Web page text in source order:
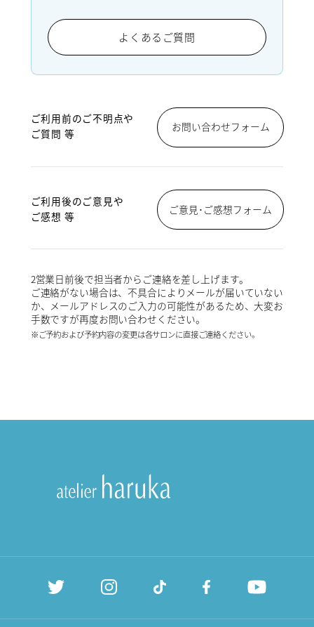
よくあるご質問
ご利用前のご不明点や
ご質問 等
お問い合わせフォーム
ご利用後のご意見や
ご感想 等
ご意見･ご感想フォーム
2営業日前後で担当者からご連絡を差し上げます。
ご連絡がない場合は、不具合によりメールが届いていない
か、メールアドレスのご入力の可能性があるため、大変お
手数ですが再度お問い合わせください。
※ご予約および予約内容の変更は各サロンに直接ご連絡ください。